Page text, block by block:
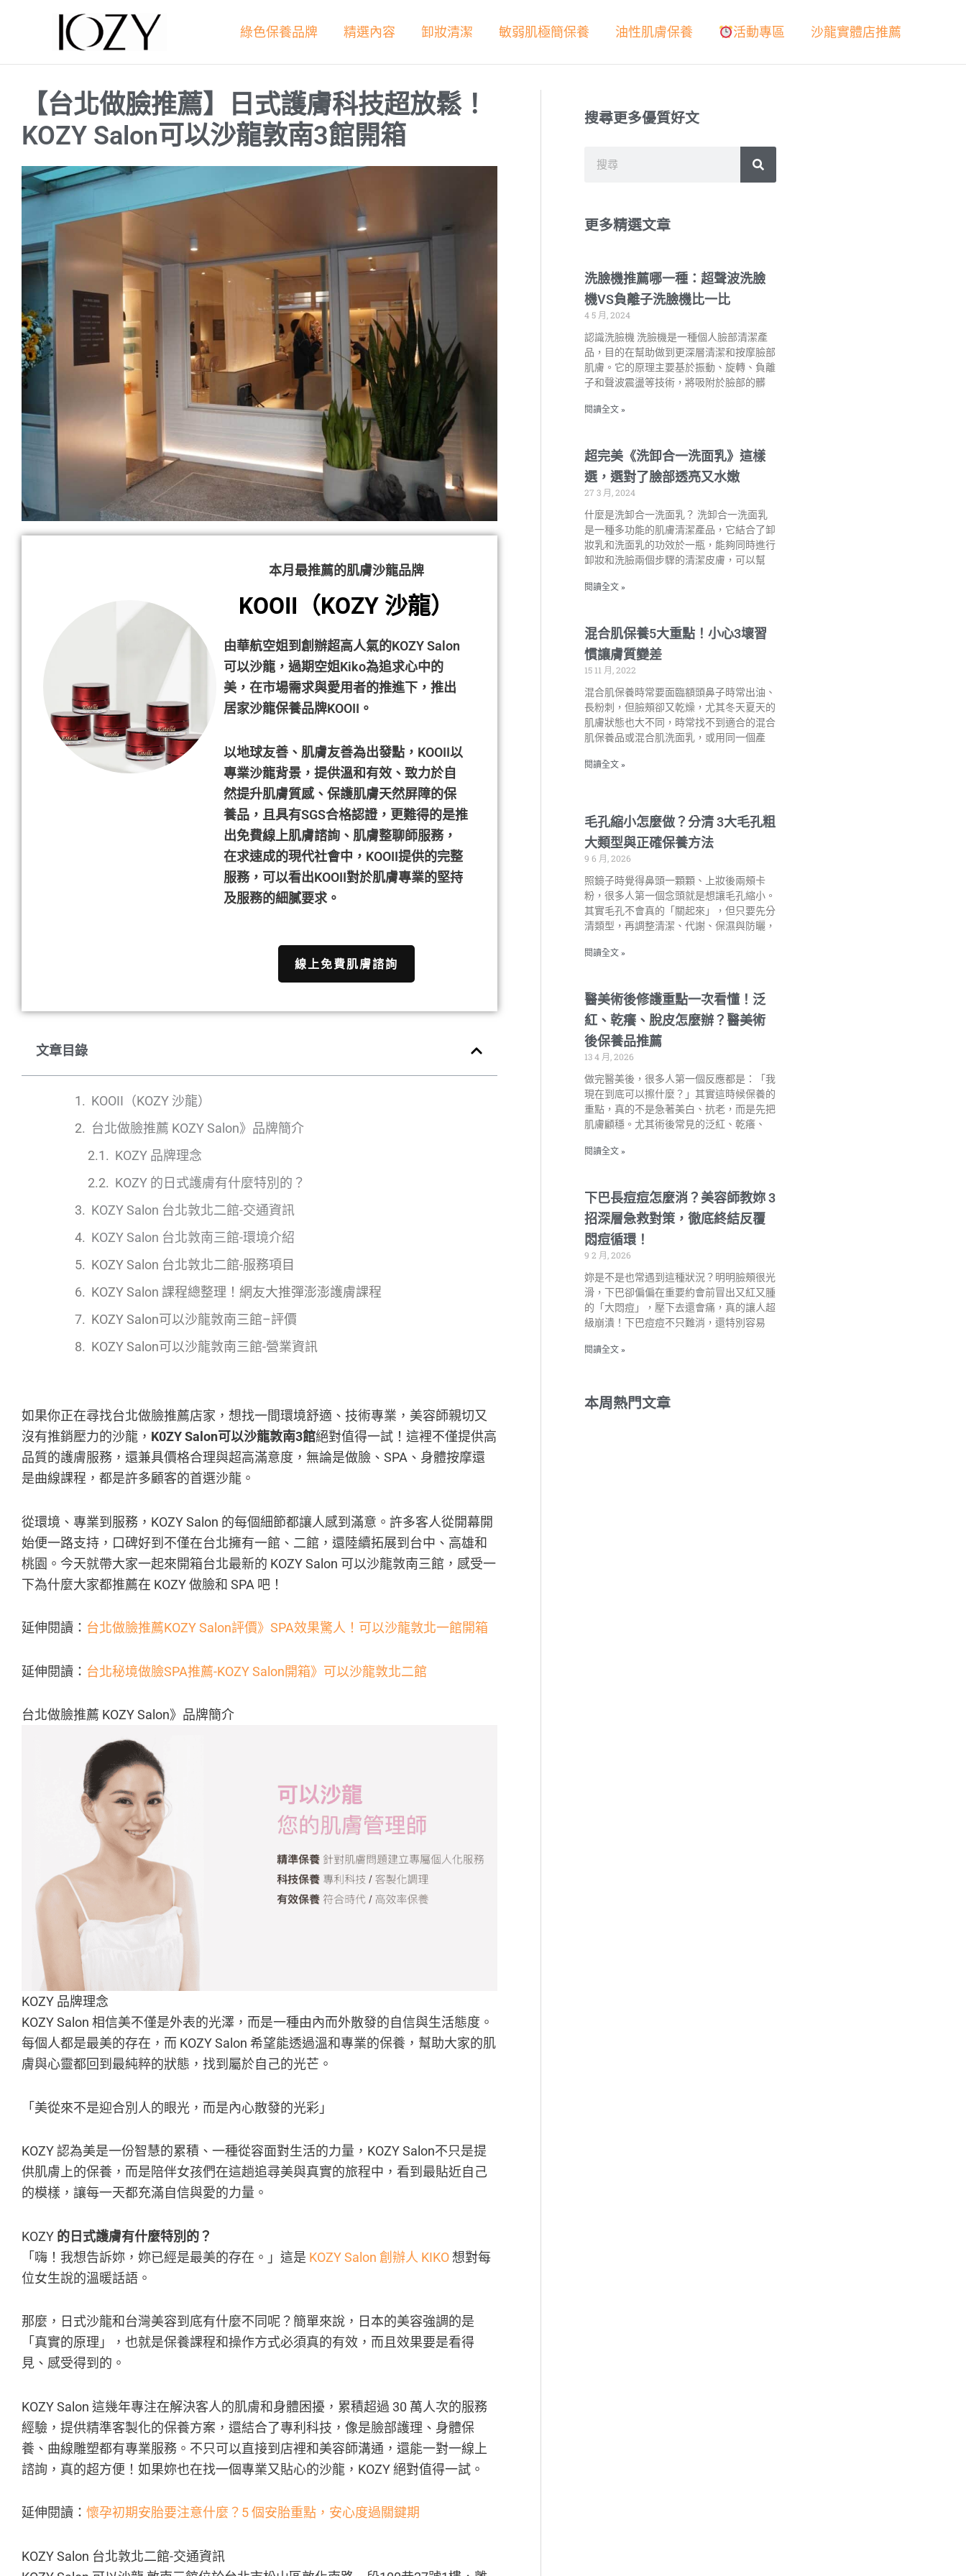
綠色保養品牌 精選內容 卸妝清潔 敏弱肌極簡保養 油性肌膚保養 活動專區 沙龍實體店推薦
【台北做臉推薦】日式護膚科技超放鬆！
KOZY Salon可以沙龍敦南3館開箱
本月最推薦的肌膚沙龍品牌
KOOII（KOZY 沙龍）
由華航空姐到創辦超高人氣的KOZY Salon
可以沙龍，過期空姐Kiko為追求心中的
美，在市場需求與愛用者的推進下，推出
居家沙龍保養品牌KOOII。
以地球友善、肌膚友善為出發點，KOOII以
專業沙龍背景，提供溫和有效、致力於自
然提升肌膚質感、保護肌膚天然屏障的保
養品，且具有SGS合格認證，更難得的是推
出免費線上肌膚諮詢、肌膚整聊師服務，
在求速成的現代社會中，KOOII提供的完整
服務，可以看出KOOII對於肌膚專業的堅持
及服務的細膩要求。
線上免費肌膚諮詢
文章目錄
KOOII（KOZY 沙龍）
台北做臉推薦 KOZY Salon》品牌簡介
KOZY 品牌理念
KOZY 的日式護膚有什麼特別的？
KOZY Salon 台北敦北二館-交通資訊
KOZY Salon 台北敦南三館-環境介紹
KOZY Salon 台北敦北二館-服務項目
KOZY Salon 課程總整理！網友大推彈澎澎護膚課程
KOZY Salon可以沙龍敦南三館–評價
KOZY Salon可以沙龍敦南三館-營業資訊
如果你正在尋找台北做臉推薦店家，想找一間環境舒適、技術專業，美容師親切又
沒有推銷壓力的沙龍， K0ZY Salon可以沙龍敦南3館絕對值得一試！這裡不僅提供高
品質的護膚服務，還兼具價格合理與超高滿意度，無論是做臉、SPA、身體按摩還
是曲線課程，都是許多顧客的首選沙龍。
從環境、專業到服務，KOZY Salon 的每個細節都讓人感到滿意。許多客人從開幕開
始便一路支持，口碑好到不僅在台北擁有一館、二館，還陸續拓展到台中、高雄和
桃園。今天就帶大家一起來開箱台北最新的 KOZY Salon 可以沙龍敦南三館，感受一
下為什麼大家都推薦在 KOZY 做臉和 SPA 吧！
延伸閱讀： 台北做臉推薦KOZY Salon評價》SPA效果驚人！可以沙龍敦北一館開箱
延伸閱讀： 台北秘境做臉SPA推薦-KOZY Salon開箱》可以沙龍敦北二館
台北做臉推薦 KOZY Salon》品牌簡介
KOZY 品牌理念
KOZY Salon 相信美不僅是外表的光澤，而是一種由內而外散發的自信與生活態度。
每個人都是最美的存在，而 KOZY Salon 希望能透過溫和專業的保養，幫助大家的肌
膚與心靈都回到最純粹的狀態，找到屬於自己的光芒。
「美從來不是迎合別人的眼光，而是內心散發的光彩」
KOZY 認為美是一份智慧的累積、一種從容面對生活的力量，KOZY Salon不只是提
供肌膚上的保養，而是陪伴女孩們在這趟追尋美與真實的旅程中，看到最貼近自己
的模樣，讓每一天都充滿自信與愛的力量。
KOZY 的日式護膚有什麼特別的？
「嗨！我想告訴妳，妳已經是最美的存在。」這是 KOZY Salon 創辦人 KIKO想對每
位女生說的溫暖話語。
那麼，日式沙龍和台灣美容到底有什麼不同呢？簡單來說，日本的美容強調的是
「真實的原理」，也就是保養課程和操作方式必須真的有效，而且效果要是看得
見、感受得到的。
KOZY Salon 這幾年專注在解決客人的肌膚和身體困擾，累積超過 30 萬人次的服務
經驗，提供精準客製化的保養方案，還結合了專利科技，像是臉部護理、身體保
養、曲線雕塑都有專業服務。不只可以直接到店裡和美容師溝通，還能一對一線上
諮詢，真的超方便！如果妳也在找一個專業又貼心的沙龍，KOZY 絕對值得一試。
延伸閱讀： 懷孕初期安胎要注意什麼？5 個安胎重點，安心度過關鍵期
KOZY Salon 台北敦北二館-交通資訊
搜尋更多優質好文
更多精選文章
洗臉機推薦哪一種：超聲波洗臉
機VS負離子洗臉機比一比
4 5 月, 2024
認識洗臉機 洗臉機是一種個人臉部清潔產
品，目的在幫助做到更深層清潔和按摩臉部
肌膚。它的原理主要基於振動、旋轉、負離
子和聲波震盪等技術，將吸附於臉部的髒
閱讀全文 »
超完美《洗卸合一洗面乳》這樣
選，選對了臉部透亮又水嫩
27 3 月, 2024
什麼是洗卸合一洗面乳？ 洗卸合一洗面乳
是一種多功能的肌膚清潔產品，它結合了卸
妝乳和洗面乳的功效於一瓶，能夠同時進行
卸妝和洗臉兩個步驟的清潔皮膚，可以幫
閱讀全文 »
混合肌保養5大重點！小心3壞習
慣讓膚質變差
15 11 月, 2022
混合肌保養時常要面臨額頭鼻子時常出油、
長粉刺，但臉頰卻又乾燥，尤其冬天夏天的
肌膚狀態也大不同，時常找不到適合的混合
肌保養品或混合肌洗面乳，或用同一個產
閱讀全文 »
毛孔縮小怎麼做？分清 3大毛孔粗
大類型與正確保養方法
9 6 月, 2026
照鏡子時覺得鼻頭一顆顆、上妝後兩頰卡
粉，很多人第一個念頭就是想讓毛孔縮小。
其實毛孔不會真的「關起來」，但只要先分
清類型，再調整清潔、代謝、保濕與防曬，
閱讀全文 »
醫美術後修護重點一次看懂！泛
紅、乾癢、脫皮怎麼辦？醫美術
後保養品推薦
13 4 月, 2026
做完醫美後，很多人第一個反應都是：「我
現在到底可以擦什麼？」其實這時候保養的
重點，真的不是急著美白、抗老，而是先把
肌膚顧穩。尤其術後常見的泛紅、乾癢、
閱讀全文 »
下巴長痘痘怎麼消？美容師教妳 3
招深層急救對策，徹底終結反覆
悶痘循環！
9 2 月, 2026
妳是不是也常遇到這種狀況？明明臉頰很光
滑，下巴卻偏偏在重要約會前冒出又紅又腫
的「大悶痘」，壓下去還會痛，真的讓人超
級崩潰！下巴痘痘不只難消，還特別容易
閱讀全文 »
本周熱門文章